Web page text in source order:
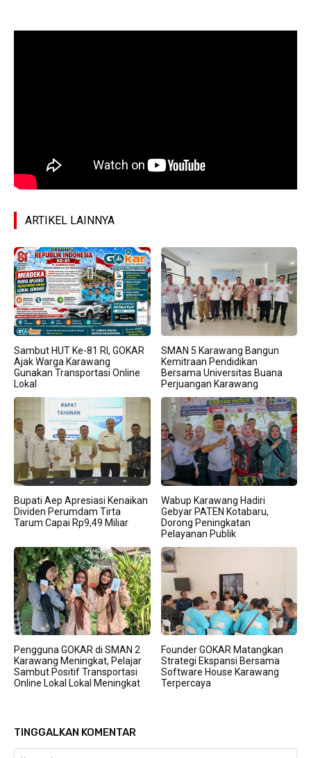
ARTIKEL LAINNYA
Sambut HUT Ke-81 RI, GOKAR
Ajak Warga Karawang
Gunakan Transportasi Online
Lokal
SMAN 5 Karawang Bangun
Kemitraan Pendidikan
Bersama Universitas Buana
Perjuangan Karawang
Bupati Aep Apresiasi Kenaikan
Dividen Perumdam Tirta
Tarum Capai Rp9,49 Miliar
Wabup Karawang Hadiri
Gebyar PATEN Kotabaru,
Dorong Peningkatan
Pelayanan Publik
Pengguna GOKAR di SMAN 2
Karawang Meningkat, Pelajar
Sambut Positif Transportasi
Online Lokal Lokal Meningkat
Founder GOKAR Matangkan
Strategi Ekspansi Bersama
Software House Karawang
Terpercaya
TINGGALKAN KOMENTAR